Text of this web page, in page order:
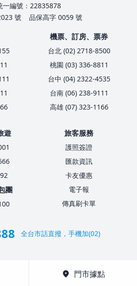
一編號：22835878
號
品保高字 0059 號
機票、訂房、票券
台北 (02) 2718-8500
桃園 (03) 336-8811
台中 (04) 2322-4535
台南 (06) 238-9111
高雄 (07) 323-1166
遊
團
旅客服務
護照簽證
匯款資訊
卡友優惠
電子報
傳真刷卡單
全台市話直撥，手機加(02)
location_on 門市據點